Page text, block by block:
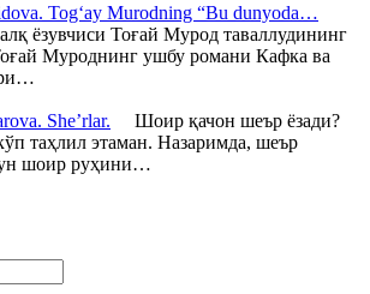
Tog‘ay Murodning “Bu dunyoda…
ёзувчиси Тоғай Мурод таваллудининг
Муроднинг ушбу романи Кафка ва
She’rlar. Шоир қачон шеър ёзади?
таҳлил этаман. Назаримда, шеър
шоир руҳини…